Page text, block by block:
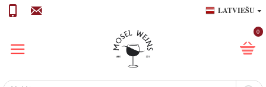
LATVIEŠU
0